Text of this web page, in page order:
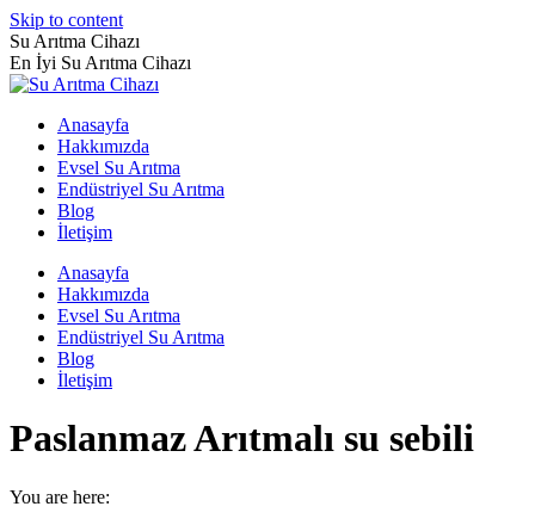
Skip to content
Su Arıtma Cihazı
En İyi Su Arıtma Cihazı
Anasayfa
Hakkımızda
Evsel Su Arıtma
Endüstriyel Su Arıtma
Blog
İletişim
Anasayfa
Hakkımızda
Evsel Su Arıtma
Endüstriyel Su Arıtma
Blog
İletişim
Paslanmaz Arıtmalı su sebili
You are here: